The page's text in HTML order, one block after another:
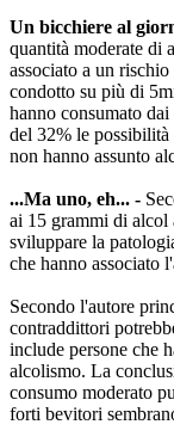
Un bicchiere al
quantità moderate di
associato a un
condotto su più di
hanno consumato
del 32% le
non hanno assunto
...Ma uno, eh... -
ai 15 grammi di alcol
sviluppare la
che hanno associato
Secondo l'autore
contraddittori
include persone che
alcolismo. La
consumo moderato
forti bevitori